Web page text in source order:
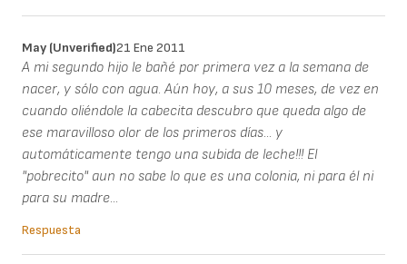
May (unverified)21 Ene 2011
A mi segundo hijo le bañé por primera vez a la semana de
nacer, y sólo con agua. Aún hoy, a sus 10 meses, de vez en
cuando oliéndole la cabecita descubro que queda algo de
ese maravilloso olor de los primeros días... y
automáticamente tengo una subida de leche!!! El
"pobrecito" aun no sabe lo que es una colonia, ni para él ni
para su madre...
Respuesta